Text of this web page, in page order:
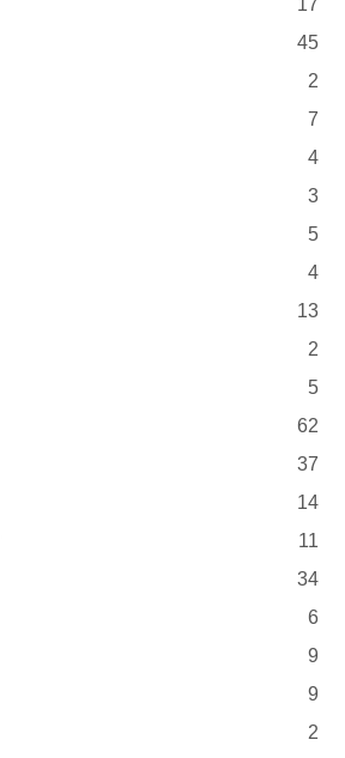
45
2
7
4
3
5
4
13
2
5
62
37
14
11
34
6
9
9
2